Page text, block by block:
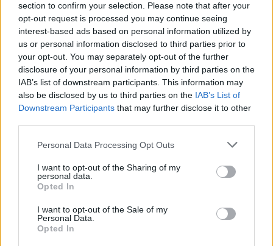
section to confirm your selection. Please note that after your
opt-out request is processed you may continue seeing
interest-based ads based on personal information utilized by
us or personal information disclosed to third parties prior to
your opt-out. You may separately opt-out of the further
disclosure of your personal information by third parties on the
IAB’s list of downstream participants. This information may
also be disclosed by us to third parties on the IAB’s List of
Downstream Participants that may further disclose it to other
Personal Data Processing Opt Outs
I want to opt-out of the Sharing of my
personal data.
Opted In
I want to opt-out of the Sale of my
Personal Data.
Opted In
Minka 11. rész
T. szereti a fiatal lányokat 14. rész
nőknek, amikor segítséget kérnek?
gyűjteménye